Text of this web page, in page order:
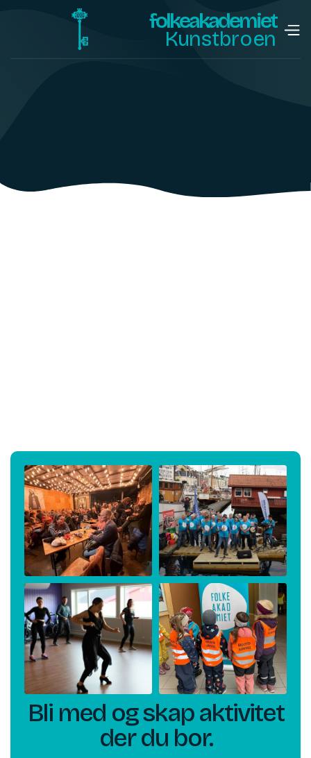
folkeakademiet
Kunstbroen
Bli med og skap aktivitet
der du bor.